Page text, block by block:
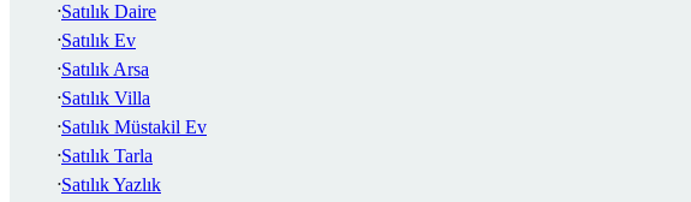
Satılık Daire
Satılık Ev
Satılık Arsa
Satılık Villa
Satılık Müstakil Ev
Satılık Tarla
Satılık Yazlık